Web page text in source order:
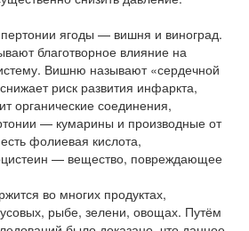
ягоды — вишня и виноград.
благотворное влияние на
Вишню называют «сердечной
риск развития инфаркта,
органические соединения,
— кумарины и производные от
фолиевая кислота,
— вещество, повреждающее
во многих продуктах,
рыбе, зелени, овощах. Путём